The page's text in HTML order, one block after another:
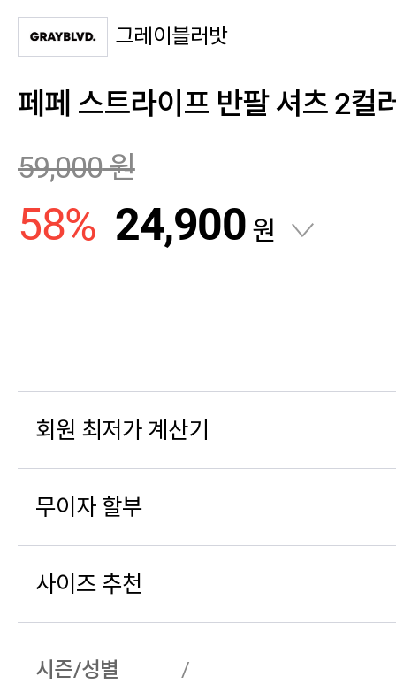
그레이블러밧
페페 스트라이프 반팔 셔츠 2컬
59,000원
58% 24,900 원
회원 최저가 계산기
무이자 할부
사이즈 추천
시즌/성별
/